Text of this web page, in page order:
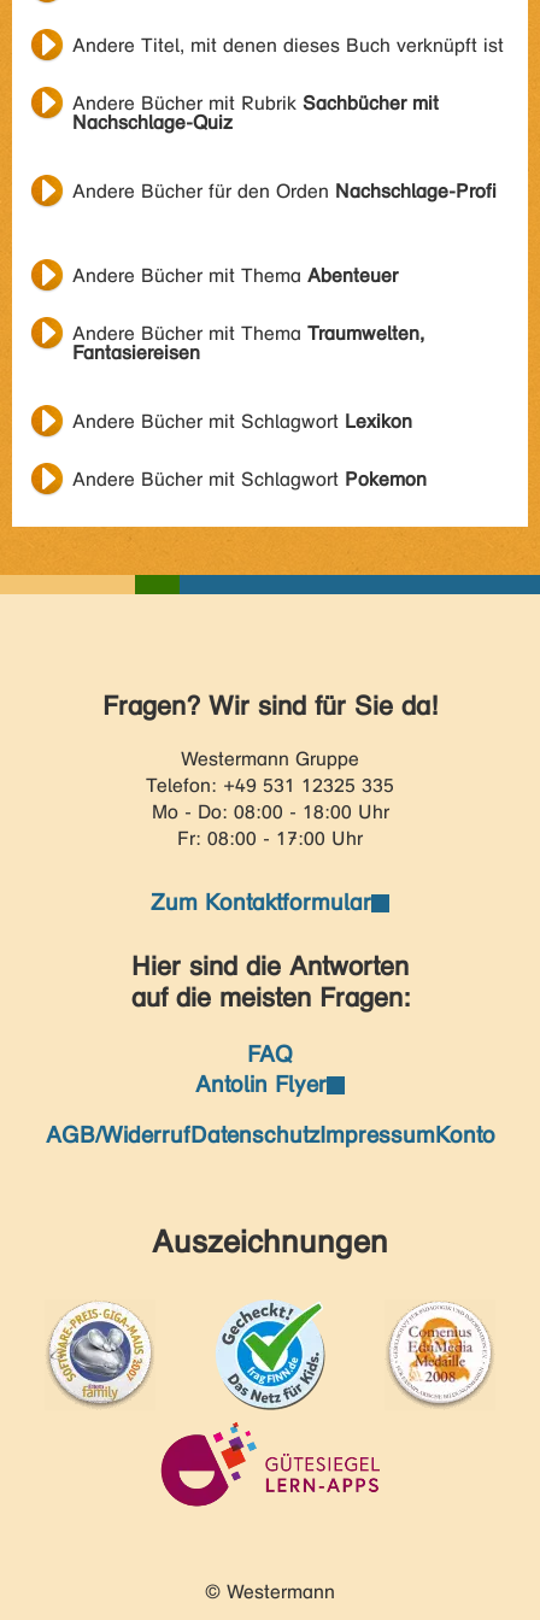
Andere Titel, mit denen dieses Buch verknüpft ist
Andere Bücher mit Rubrik Sachbücher mit
Nachschlage-Quiz
Andere Bücher für den Orden Nachschlage-Profi
Andere Bücher mit Thema Abenteuer
Andere Bücher mit Thema Traumwelten,
Fantasiereisen
Andere Bücher mit Schlagwort Lexikon
Andere Bücher mit Schlagwort Pokemon